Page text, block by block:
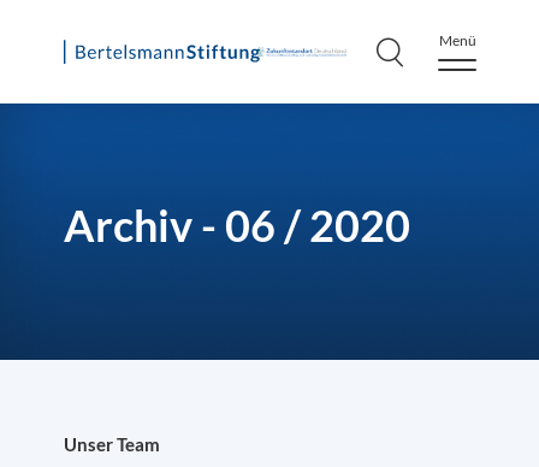
Skip
Menü
Archiv - 06 / 2020
Unser Team